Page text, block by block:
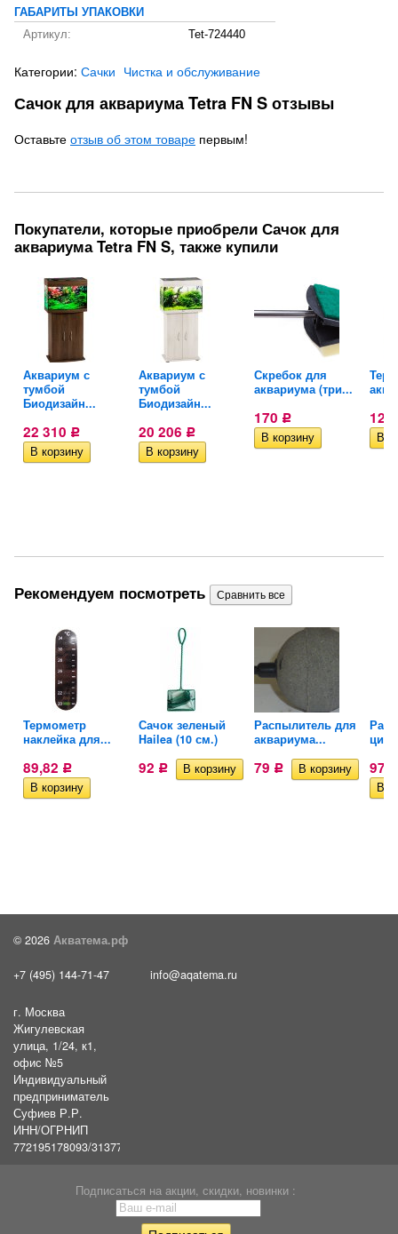
ГАБАРИТЫ УПАКОВКИ
Артикул:
Tet-724440
Категории: Сачки Чистка и обслуживание
Сачок для аквариума Tetra FN S отзывы
Оставьте отзыв об этом товаре первым!
Покупатели, которые приобрели Сачок для
аквариума Tetra FN S, также купили
Аквариум с
тумбой
Биодизайн...
22 310 Р
Аквариум с
тумбой
Биодизайн...
20 206 Р
Скребок для
аквариума (три...
170 Р 123
Рекомендуем посмотреть
Термометр
наклейка для...
89,82 Р
Сачок зеленый
Hailea (10 см.)
92 Р
Распылитель для
аквариума...
79 Р
© 2026 Акватема.рф
+7 (495) 144-71-47 info@aqatema.ru
г. Москва
Жигулевская
улица, 1/24, к1,
офис №5
Индивидуальный
предприниматель
Суфиев Р.Р.
ИНН/ОГРНИП
772195178093/31377461610054
Подписаться на акции, скидки, новинки :